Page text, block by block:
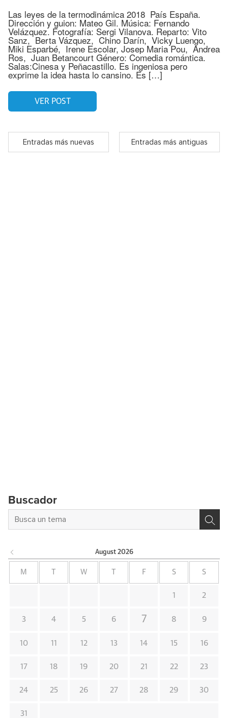
Las leyes de la termodinámica 2018 País España.
Dirección y guion: Mateo Gil. Música: Fernando
Velázquez. Fotografía: Sergi Vilanova. Reparto: Vito
Sanz, Berta Vázquez, Chino Darín, Vicky Luengo,
Miki Esparbé, Irene Escolar, Josep Maria Pou, Andrea
Ros, Juan Betancourt Género: Comedia romántica.
Salas:Cinesa y Peñacastillo. Es ingeniosa pero
exprime la idea hasta lo cansino. Es […]
VER POST
Entradas más nuevas Entradas más antiguas
Buscador
August 2026
M W F S S
1 2
3 4 5 6 7 8 9
10 11 12 13 14 15 16
17 18 19 20 21 22 23
24 25 26 27 28 29 30
31